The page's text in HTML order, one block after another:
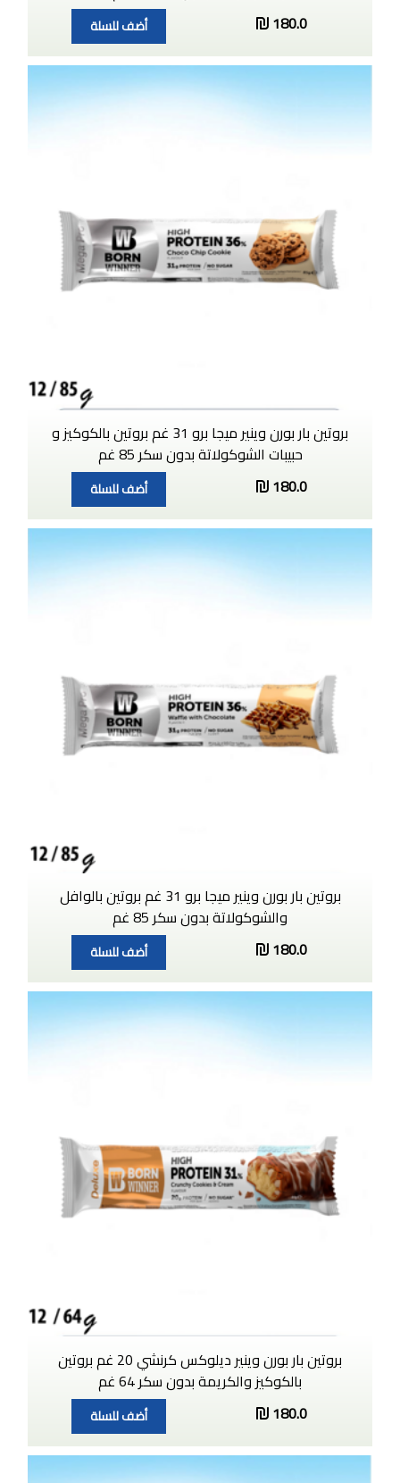
180.0
أضف للسلة
بروتين بار بورن وينير ميجا برو 31 غم بروتين بالكوكيز و
حبيبات الشوكولاتة بدون سكر 85 غم
180.0
أضف للسلة
بروتين بار بورن وينير ميجا برو 31 غم بروتين بالوافل
والشوكولاتة بدون سكر 85 غم
180.0
أضف للسلة
بروتين بار بورن وينير ديلوكس كرنشي 20 غم بروتين
بالكوكيز والكريمة بدون سكر 64 غم
180.0
أضف للسلة